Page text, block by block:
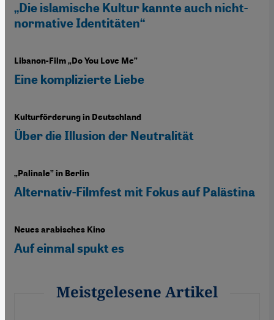
„Die islamische Kultur kannte auch nicht-
normative Identitäten“
Libanon-Film „Do You Love Me”
Eine komplizierte Liebe
Kulturförderung in Deutschland
Über die Illusion der Neutralität
„Palinale” in Berlin
Alternativ-Filmfest mit Fokus auf Palästina
Neues arabisches Kino
Auf einmal spukt es
Meistgelesene Artikel